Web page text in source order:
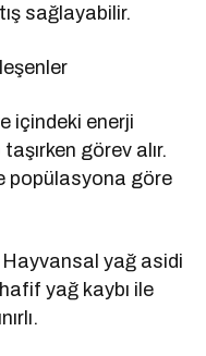
sağlayabilir.
içindeki enerji
görev alır.
popülasyona göre
yağ asidi
yağ kaybı ile